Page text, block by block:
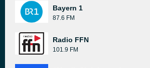
Bayern 1
87.6 FM
Radio FFN
101.9 FM